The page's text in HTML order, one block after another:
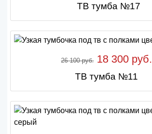
ТВ тумба №17
26 100 руб. 18 300 руб.
ТВ тумба №11